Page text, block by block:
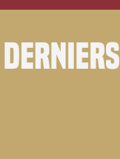
derniers